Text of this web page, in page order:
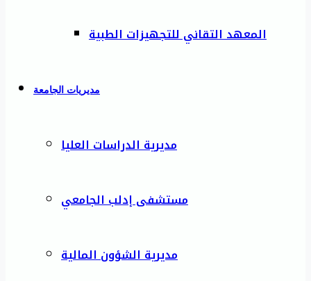
المعهد التقاني للتجهيزات الطبية
مديريات الجامعة
مديرية الدراسات العليا
مستشفى إدلب الجامعي
مديرية الشؤون المالية